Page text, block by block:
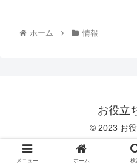
ホーム 情報
お役立
© 2023 お役
メニュー ホーム 検